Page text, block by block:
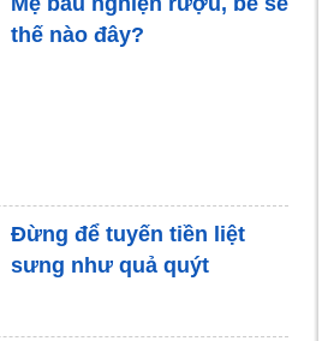
thế nào đây?
Đừng để tuyến tiền liệt
sưng như quả quýt